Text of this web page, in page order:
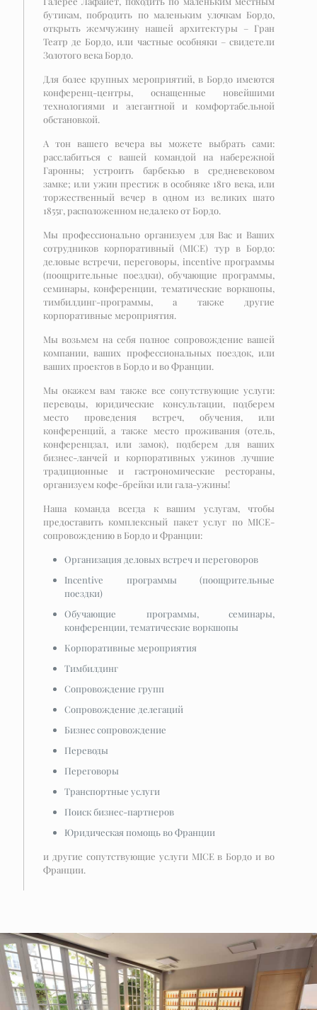
бутикам, побродить по маленьким улочкам Бордо,
открыть жемчужину нашей архитектуры – Гран
Театр де Бордо, или частные особняки – свидетели
Золотого века Бордо.
Для более крупных мероприятий, в Бордо имеются
конференц-центры, оснащенные новейшими
технологиями и элегантной и комфортабельной
обстановкой.
А тон вашего вечера вы можете выбрать сами:
расслабиться с вашей командой на набережной
Гаронны; устроить барбекью в средневековом
замке; или ужин престиж в особняке 18го века, или
торжественный вечер в одном из великих шато
1855г, расположенном недалеко от Бордо.
Мы профессионально организуем для Вас и Ваших
сотрудников корпоративный (MICE) тур в Бордо:
деловые встречи, переговоры, incentive программы
(поощрительные поездки), обучающие программы,
семинары, конференции, тематические воркшопы,
тимбилдинг-программы, а также другие
корпоративные мероприятия.
Мы возьмем на себя полное сопровождение вашей
компании, ваших профессиональных поездок, или
ваших проектов в Бордо и во Франции.
Мы окажем вам также все сопутствующие услуги:
переводы, юридические консультации, подберем
место проведения встреч, обучения, или
конференций, а также место проживания (отель,
конференцзал, или замок), подберем для ваших
бизнес-ланчей и корпоративных ужинов лучшие
традиционные и гастрономические рестораны,
организуем кофе-брейки или гала-ужины!
Наша команда всегда к вашим услугам, чтобы
предоставить комплексный пакет услуг по MICE-
сопровождению в Бордо и Франции:
Организация деловых встреч и переговоров
Incentive программы (поощрительные
поездки)
Обучающие программы, семинары,
конференции, тематические воркшопы
Корпоративные мероприятия
Тимбилдинг
Сопровождение групп
Сопровождение делегаций
Бизнес сопровождение
Переводы
Переговоры
Транспортные услуги
Поиск бизнес-партнеров
Юридическая помощь во Франции
и другие сопутствующие услуги MICE в Бордо и во
Франции.